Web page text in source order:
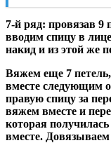
7-й ряд: провязав 9
вводим спицу в
накид и из этой же
Вяжем еще 7
вместе следующим
правую спицу за
вяжем вместе и
которая
вместе. Довязываем